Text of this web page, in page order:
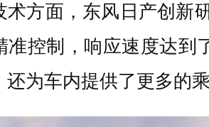
术方面，东风日产创新
准控制，响应速度达到
还为车内提供了更多的